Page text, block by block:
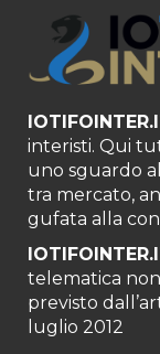
interisti. Qui
uno sguardo
tra mercato,
gufata alla
telematica
previsto
luglio 2012